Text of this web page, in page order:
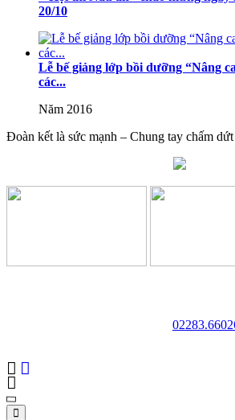
20/10
Lễ bế giảng lớp bồi dưỡng “Nâng
các...
Năm 2016
Đoàn kết là sức mạnh – Chung tay chấm